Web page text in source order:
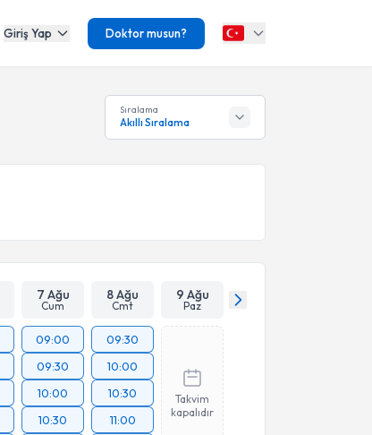
Giriş Yap Doktor musun?
Sıralama
Akıllı Sıralama
7 Ağu
Cum
8 Ağu
Cmt
9 Ağu
Paz
09:00
09:30
10:00
10:30
09:30
10:00
10:30
11:00
Takvim
kapalıdır